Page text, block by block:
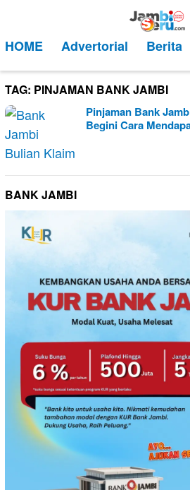
kontenMobile
HOME Advertorial Berita
TAG: PINJAMAN BANK JAMBI
Pinjaman Bank
Begini Cara
BANK JAMBI